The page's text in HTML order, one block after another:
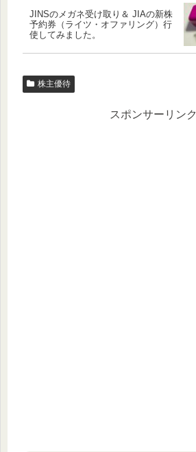
JINSのメガネ受け取り＆ JIAの新株
予約券（ライツ・オファリング）行
使してみました。
株主優待
スポンサーリンク